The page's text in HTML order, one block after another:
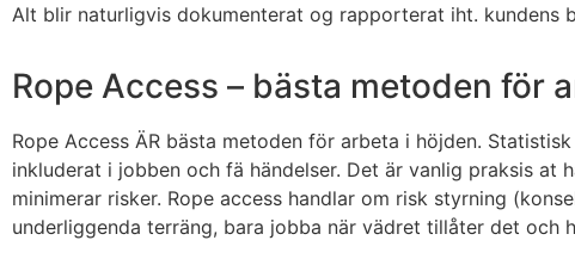
Alt blir naturligvis dokumenterat og rapporterat iht. kundens
Rope Access – bästa metoden för
Rope Access ÄR bästa metoden för arbeta i höjden.
inkluderat i jobben och fä händelser. Det är vanlig praksis
minimerar risker. Rope access handlar om risk styrning
underliggenda terräng, bara jobba när vädret tillåter det